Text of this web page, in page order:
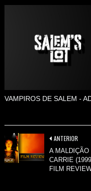
VAMPIROS DE SALEM -
ANTERIOR
A MALDIÇÃO
CARRIE
FILM